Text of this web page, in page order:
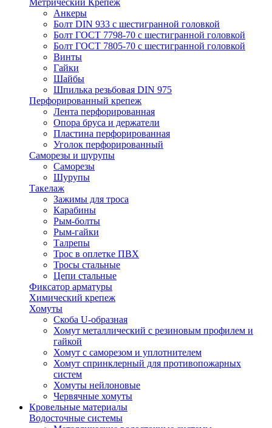
Метрический Крепеж
Анкеры
Болт DIN 933 с шестигранной головкой
Болт ГОСТ 7798-70 с шестигранной головкой
Болт ГОСТ 7805-70 с шестигранной головкой
Винты
Гайки
Шайбы
Шпилька резьбовая DIN 975
Перфорированный крепеж
Лента перфорированная
Опора бруса и держатели
Пластина перфорированная
Уголок перфорированный
Саморезы и шурупы
Саморезы
Шурупы
Такелаж
Зажимы для троса
Карабины
Рым-болты
Рым-гайки
Талрепы
Трос в оплетке ПВХ
Тросы стальные
Цепи стальные
Фиксатор арматуры
Химический крепеж
Хомуты
Скоба U-образная
Хомут металлический с резиновым профилем и
гайкой
Хомут с саморезом и уплотнителем
Хомут спринклерный для противопожарных
систем
Хомуты нейлоновые
Червячные хомуты
Кровельные материалы
Водосточные системы